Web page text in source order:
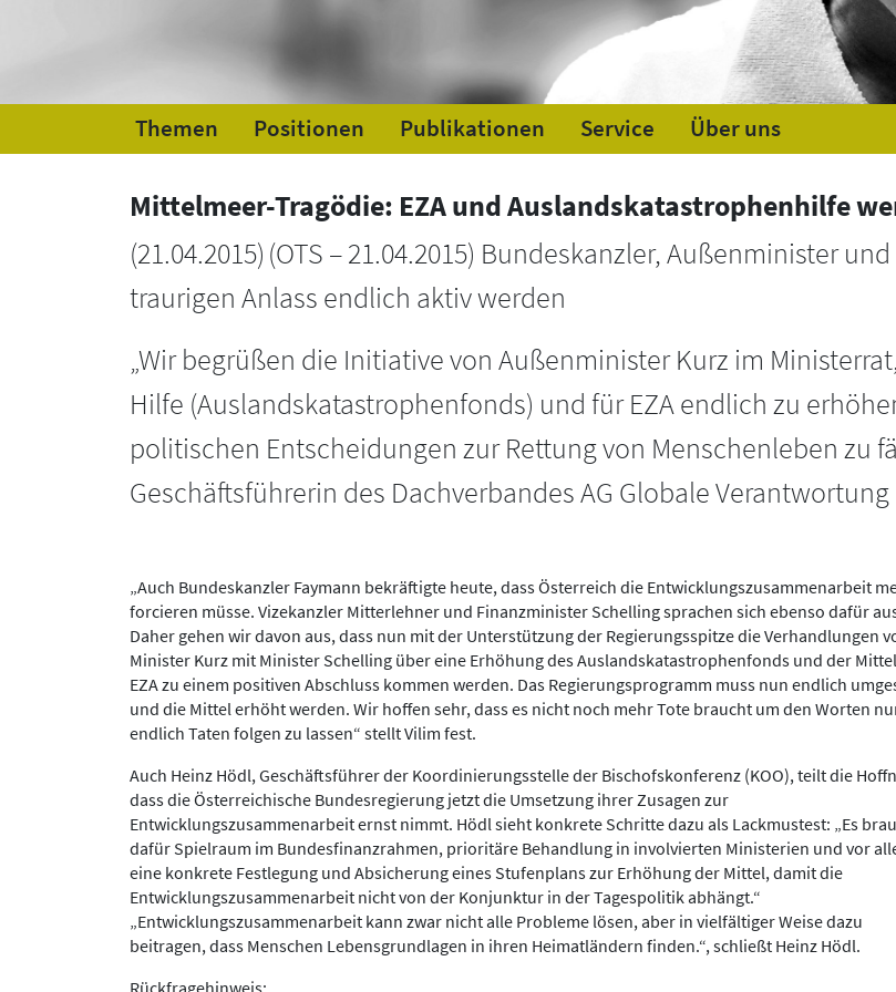
Themen Positionen Publikationen Service Über uns
Mittelmeer-Tragödie: EZA und Auslandskatastrophenhilfe
(21.04.2015) (OTS – 21.04.2015) Bundeskanzler, Außenminister
traurigen Anlass endlich aktiv werden
„Wir begrüßen die Initiative von Außenminister Kurz im
Hilfe (Auslandskatastrophenfonds) und für EZA endlich zu
politischen Entscheidungen zur Rettung von Menschenleben zu
Geschäftsführerin des Dachverbandes AG Globale
„Auch Bundeskanzler Faymann bekräftigte heute, dass Österreich die Entwicklungszusammenarbeit
forcieren müsse. Vizekanzler Mitterlehner und Finanzminister Schelling sprachen sich ebenso dafür
Daher gehen wir davon aus, dass nun mit der Unterstützung der Regierungsspitze die Verhandlungen
Minister Kurz mit Minister Schelling über eine Erhöhung des Auslandskatastrophenfonds und der
EZA zu einem positiven Abschluss kommen werden. Das Regierungsprogramm muss nun endlich
und die Mittel erhöht werden. Wir hoffen sehr, dass es nicht noch mehr Tote braucht um den Worten
endlich Taten folgen zu lassen“ stellt Vilim fest.
Auch Heinz Hödl, Geschäftsführer der Koordinierungsstelle der Bischofskonferenz (KOO), teilt die
dass die Österreichische Bundesregierung jetzt die Umsetzung ihrer Zusagen zur
Entwicklungszusammenarbeit ernst nimmt. Hödl sieht konkrete Schritte dazu als Lackmustest: „Es
dafür Spielraum im Bundesfinanzrahmen, prioritäre Behandlung in involvierten Ministerien und vor
eine konkrete Festlegung und Absicherung eines Stufenplans zur Erhöhung der Mittel, damit die
Entwicklungszusammenarbeit nicht von der Konjunktur in der Tagespolitik abhängt.“
„Entwicklungszusammenarbeit kann zwar nicht alle Probleme lösen, aber in vielfältiger Weise dazu
beitragen, dass Menschen Lebensgrundlagen in ihren Heimatländern finden.“, schließt Heinz Hödl.